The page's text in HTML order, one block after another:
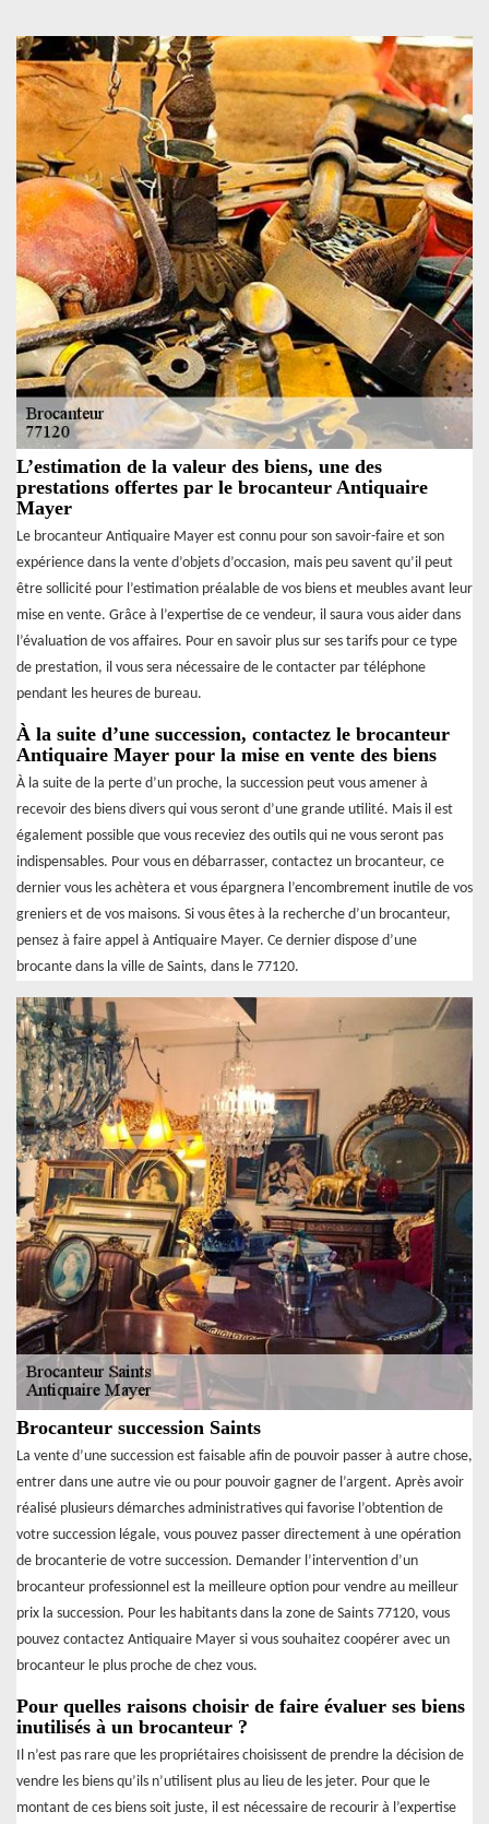
L’estimation de la valeur des biens, une des
prestations offertes par le brocanteur Antiquaire
Mayer
Le brocanteur Antiquaire Mayer est connu pour son savoir-faire et son
expérience dans la vente d’objets d’occasion, mais peu savent qu’il peut
être sollicité pour l’estimation préalable de vos biens et meubles avant leur
mise en vente. Grâce à l’expertise de ce vendeur, il saura vous aider dans
l’évaluation de vos affaires. Pour en savoir plus sur ses tarifs pour ce type
de prestation, il vous sera nécessaire de le contacter par téléphone
pendant les heures de bureau.
À la suite d’une succession, contactez le brocanteur
Antiquaire Mayer pour la mise en vente des biens
À la suite de la perte d’un proche, la succession peut vous amener à
recevoir des biens divers qui vous seront d’une grande utilité. Mais il est
également possible que vous receviez des outils qui ne vous seront pas
indispensables. Pour vous en débarrasser, contactez un brocanteur, ce
dernier vous les achètera et vous épargnera l’encombrement inutile de vos
greniers et de vos maisons. Si vous êtes à la recherche d’un brocanteur,
pensez à faire appel à Antiquaire Mayer. Ce dernier dispose d’une
brocante dans la ville de Saints, dans le 77120.
Brocanteur succession Saints
La vente d’une succession est faisable afin de pouvoir passer à autre chose,
entrer dans une autre vie ou pour pouvoir gagner de l’argent. Après avoir
réalisé plusieurs démarches administratives qui favorise l’obtention de
votre succession légale, vous pouvez passer directement à une opération
de brocanterie de votre succession. Demander l’intervention d’un
brocanteur professionnel est la meilleure option pour vendre au meilleur
prix la succession. Pour les habitants dans la zone de Saints 77120, vous
pouvez contactez Antiquaire Mayer si vous souhaitez coopérer avec un
brocanteur le plus proche de chez vous.
Pour quelles raisons choisir de faire évaluer ses biens
inutilisés à un brocanteur ?
Il n’est pas rare que les propriétaires choisissent de prendre la décision de
vendre les biens qu’ils n’utilisent plus au lieu de les jeter. Pour que le
montant de ces biens soit juste, il est nécessaire de recourir à l’expertise